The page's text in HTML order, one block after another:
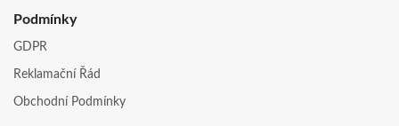
Podmínky
GDPR
Reklamační Řád
Obchodní Podmínky